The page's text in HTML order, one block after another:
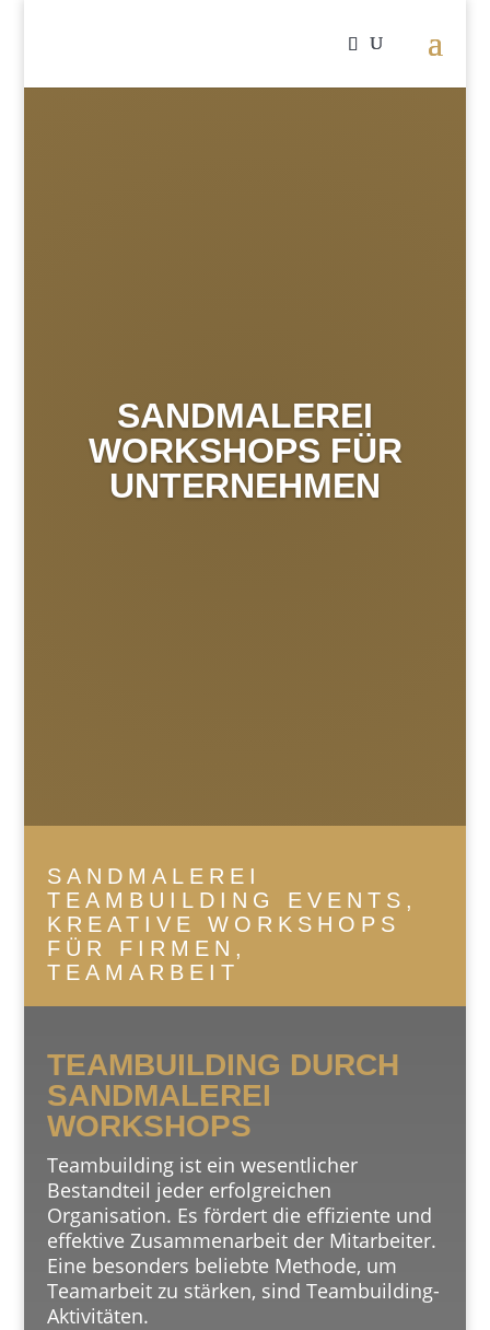
SANDMALEREI
WORKSHOPS FÜR
UNTERNEHMEN
SANDMALEREI
TEAMBUILDING EVENTS,
KREATIVE WORKSHOPS
FÜR FIRMEN,
TEAMARBEIT
TEAMBUILDING DURCH
SANDMALEREI
WORKSHOPS
Teambuilding ist ein wesentlicher
Bestandteil jeder erfolgreichen
Organisation. Es fördert die effiziente und
effektive Zusammenarbeit der Mitarbeiter.
Eine besonders beliebte Methode, um
Teamarbeit zu stärken, sind Teambuilding-
Aktivitäten.